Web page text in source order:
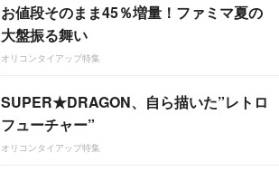
お値段そのまま45％増量！ファミマ夏の
大盤振る舞い
オリコンタイアップ特集
SUPER★DRAGON、自ら描いた”レトロ
フューチャー”
オリコンタイアップ特集